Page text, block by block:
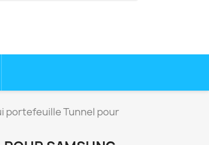
portefeuille Tunnel pour